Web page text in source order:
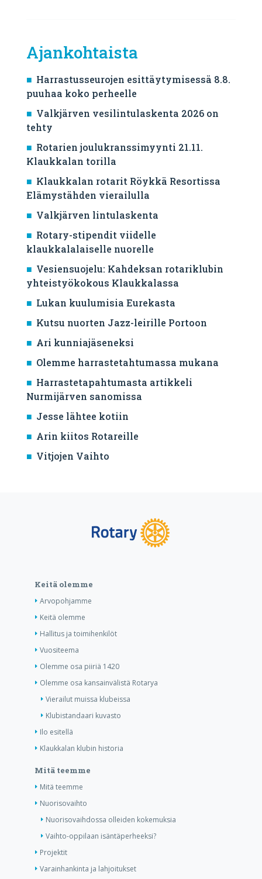
Ajankohtaista
Harrastusseurojen esittäytymisessä 8.8.
puuhaa koko perheelle
Valkjärven vesilintulaskenta 2026 on
tehty
Rotarien joulukranssimyynti 21.11.
Klaukkalan torilla
Klaukkalan rotarit Röykkä Resortissa
Elämystähden vierailulla
Valkjärven lintulaskenta
Rotary-stipendit viidelle
klaukkalalaiselle nuorelle
Vesiensuojelu: Kahdeksan rotariklubin
yhteistyökokous Klaukkalassa
Lukan kuulumisia Eurekasta
Kutsu nuorten Jazz-leirille Portoon
Ari kunniajäseneksi
Olemme harrastetahtumassa mukana
Harrastetapahtumasta artikkeli
Nurmijärven sanomissa
Jesse lähtee kotiin
Arin kiitos Rotareille
Vitjojen Vaihto
Keitä olemme
Arvopohjamme
Keitä olemme
Hallitus ja toimihenkilöt
Vuositeema
Olemme osa piiriä 1420
Olemme osa kansainvälistä Rotarya
Vierailut muissa klubeissa
Klubistandaari kuvasto
Ilo esitellä
Klaukkalan klubin historia
Mitä teemme
Mitä teemme
Nuorisovaihto
Nuorisovaihdossa olleiden kokemuksia
Vaihto-oppilaan isäntäperheeksi?
Projektit
Varainhankinta ja lahjoitukset